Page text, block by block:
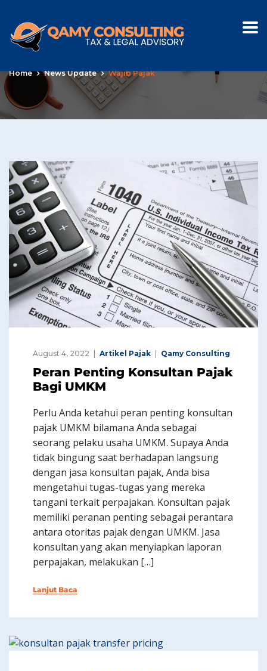
Tag: Wajib Pajak
Home News Update Wajib Pajak
August 4, 2022 Artikel Pajak Qamy Consulting
Peran Penting Konsultan Pajak
Bagi UMKM
Perlu Anda ketahui peran penting konsultan
pajak UMKM bilamana Anda sebagai
seorang pelaku usaha UMKM. Supaya Anda
tidak bingung saat berhadapan langsung
dengan jasa konsultan pajak, Anda bisa
mengetahui tugas-tugas yang mereka
tangani terkait perpajakan. Konsultan pajak
memiliki peranan penting sebagai perantara
antara otoritas pajak dengan UMKM. Jasa
konsultan yang akan menyiapkan laporan
perpajakan, melakukan […]
Lanjut Baca